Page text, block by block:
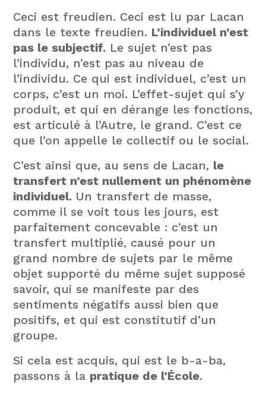
Ceci est freudien. Ceci est lu par Lacan
dans le texte freudien. L’individuel n’est
pas le subjectif. Le sujet n’est pas
l’individu, n’est pas au niveau de
l’individu. Ce qui est individuel, c’est un
corps, c’est un moi. L’effet-sujet qui s’y
produit, et qui en dérange les fonctions,
est articulé à l’Autre, le grand. C’est ce
que l’on appelle le collectif ou le social.
C’est ainsi que, au sens de Lacan, le
transfert n’est nullement un phénomène
individuel. Un transfert de masse,
comme il se voit tous les jours, est
parfaitement concevable : c’est un
transfert multiplié, causé pour un
grand nombre de sujets par le même
objet supporté du même sujet supposé
savoir, qui se manifeste par des
sentiments négatifs aussi bien que
positifs, et qui est constitutif d’un
groupe.
Si cela est acquis, qui est le b-a-ba,
passons à la pratique de l’École.